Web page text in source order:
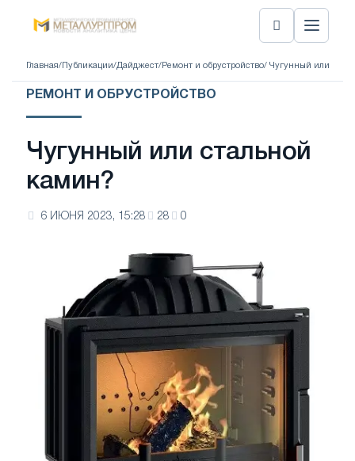
Главная/ Публикации/Дайджест/ Ремонт и обрустройство/ Чугунный или
РЕМОНТ И ОБРУСТРОЙСТВО
Чугунный или стальной
камин?
6 ИЮНЯ 2023, 15:28 28 0